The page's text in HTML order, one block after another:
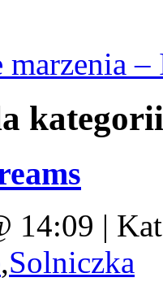
14:09 |
,Solniczka